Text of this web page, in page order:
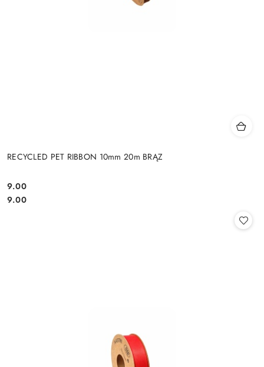
RECYCLED PET RIBBON 10mm 20m BRĄZ
Cena:
9.00
Cena:
9.00